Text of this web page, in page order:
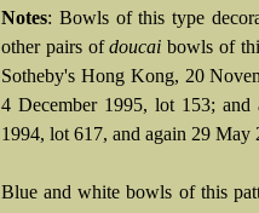
Notes: Bowls of this type
other pairs ofdoucai bowls of
Sotheby's Hong Kong, 20
4 December 1995, lot 153;
1994, lot 617, and again 29 May
Blue and white bowls of this